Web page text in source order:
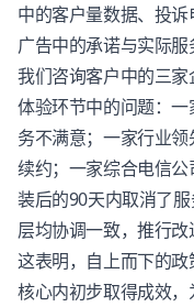
中的客户量数据、投
广告中的承诺与实际服
我们咨询客户中的三
体验环节中的问题：
务不满意；一家行业
续约；一家综合电信
装后的90天内取消了
层均协调一致，推行改
这表明，自上而下的
核心内初步取得成效，